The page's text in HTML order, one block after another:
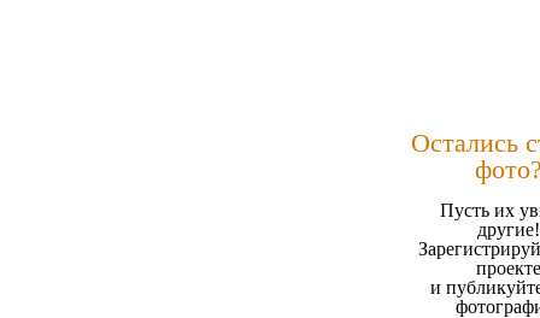
Остались
Пусть их
другие!
проекте
и